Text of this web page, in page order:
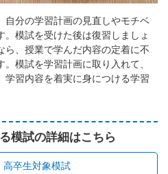
自分の学習計画の見直しやモチベ
。模試を受けた後は復習しましょ
ら、授業で学んだ内容の定着に不
模試を学習計画に取り入れて、
学習内容を着実に身につける学習
模試の詳細はこちら
高卒生対象模試